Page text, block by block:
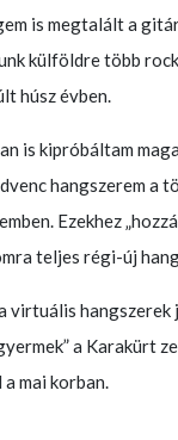
is megtalált a
külföldre több
húsz évben.
is kipróbáltam
hangszerem a
Ezekhez
teljes régi-új
virtuális
a Karakürt
mai korban.